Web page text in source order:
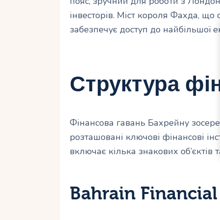
інвесторів. Міст короля Фахда,
забезпечує доступ до найбільшої
Структура
Фінансова гавань Бахрейну
розташовані ключові фінансові
включає кілька знакових об’єктів
Bahrain